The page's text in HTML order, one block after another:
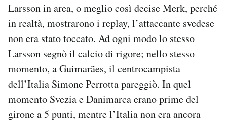
Larsson in area, o meglio così decise Merk, perché
in realtà, mostrarono i replay, l’attaccante svedese
non era stato toccato. Ad ogni modo lo stesso
Larsson segnò il calcio di rigore; nello stesso
momento, a Guimarães, il centrocampista
dell’Italia Simone Perrotta pareggiò. In quel
momento Svezia e Danimarca erano prime del
girone a 5 punti, mentre l’Italia non era ancora